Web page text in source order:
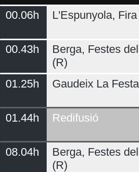
Dilluns 03
00.06h L'Espunyola,
00.43h
Berga, Festes
(R)
01.25h Gaudeix La Festa
01.44h Redifusió
08.04h
Berga, Festes
(R)